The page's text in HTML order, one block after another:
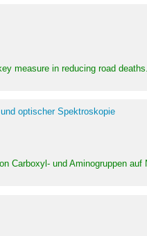
measure in reducing road
optischer Spektroskopie
Carboxyl- und Aminogruppen auf